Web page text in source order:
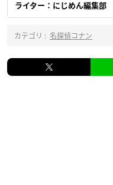
ライター：にじめん編集部
カテゴリ : 名探偵コナン